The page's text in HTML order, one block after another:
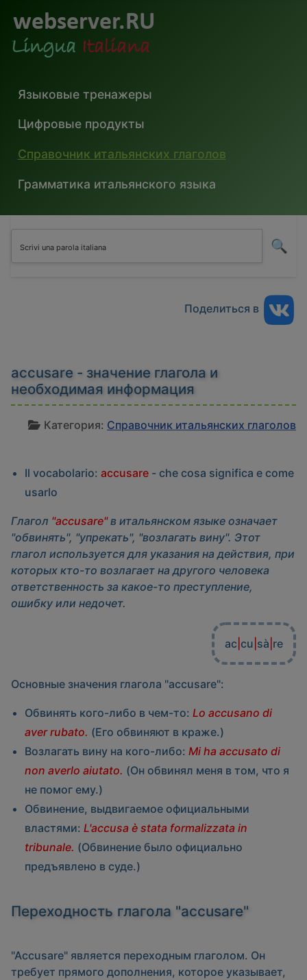
Языковые тренажеры
Цифровые продукты
Справочник итальянских глаголов
Грамматика итальянского языка
🔍
Поделиться в
accusare - значение глагола и
необходимая информация
Категория: Справочник итальянских глаголов
Il vocabolario: accusare - che cosa significa e come
usarlo
Глагол "accusare"в итальянском языке означает
"обвинять", "упрекать", "возлагать вину". Этот
глагол используется для указания на действия, при
которых кто-то возлагает на другого человека
ответственность за какое-то преступление,
ошибку или недочет.
ac cu sà re
Основные значения глагола "accusare":
Обвинять кого-либо в чем-то: Lo accusano di
aver rubato. (Его обвиняют в краже.)
Возлагать вину на кого-либо: Mi ha accusato di
non averlo aiutato. (Он обвинял меня в том, что я
не помог ему.)
Обвинение, выдвигаемое официальными
властями: L'accusa è stata formalizzata in
tribunale. (Обвинение было официально
предъявлено в суде.)
Переходность глагола "accusare"
"Accusare" является переходным глаголом. Он
требует прямого дополнения, которое указывает,